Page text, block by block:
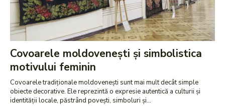
Covoarele moldovenești și simbolistica
motivului feminin
Covoarele tradiționale moldovenești sunt mai mult decât simple
obiecte decorative. Ele reprezintă o expresie autentică a culturii și
identității locale, păstrând povești, simboluri și...